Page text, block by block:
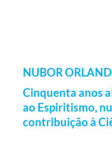
NUBOR
Cinquenta anos
ao Espiritismo,
contribuição à